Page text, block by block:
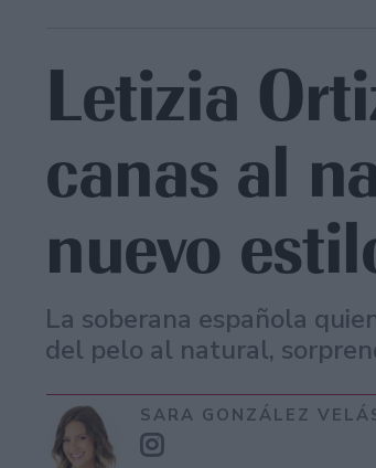
Letizia
canas al
nuevo
La soberana española
del pelo al natural,
SARA GONZÁLEZ